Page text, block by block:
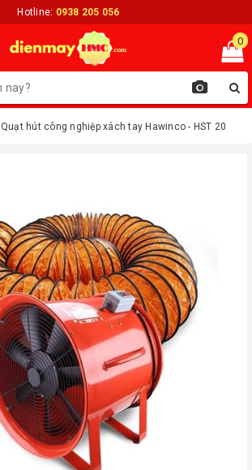
Hotline: 0938 205 056
0
Quạt hút công nghiệp xách tay Hawinco - HST 20